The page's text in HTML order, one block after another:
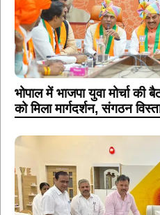
भोपाल में भाजपा युवा मोर्चा की
को मिला मार्गदर्शन, संगठन